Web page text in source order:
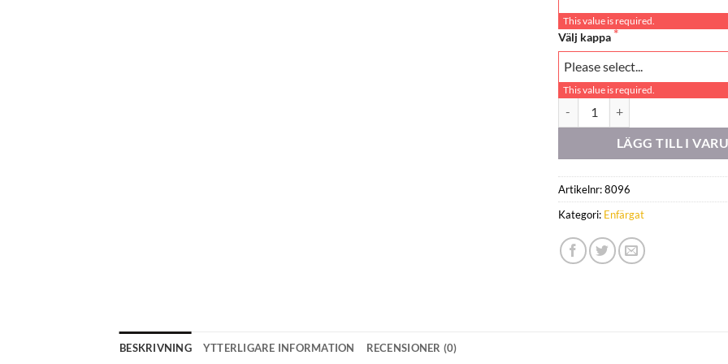
This value is required.
Välj kappa
This value is required.
LÄGG TILL I
Artikelnr:8096
Kategori: Enfärgat
BESKRIVNING YTTERLIGARE INFORMATION RECENSIONER (0)